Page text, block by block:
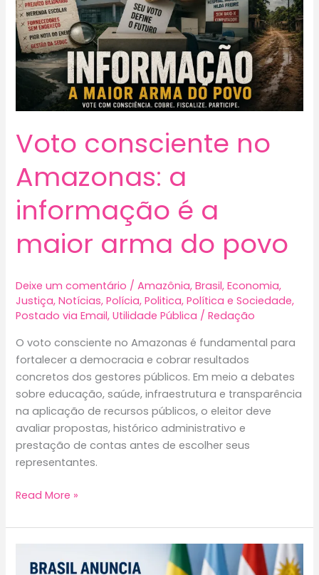
Voto consciente no
Amazonas: a
informação é a
maior arma do povo
Deixe um comentário /Amazônia,Brasil,Economia,
Justiça,Notícias,Polícia,Politica,Política e Sociedade,
Postado via Email,Utilidade Pública /Redação
O voto consciente no Amazonas é fundamental para
fortalecer a democracia e cobrar resultados
concretos dos gestores públicos. Em meio a debates
sobre educação, saúde, infraestrutura e transparência
na aplicação de recursos públicos, o eleitor deve
avaliar propostas, histórico administrativo e
prestação de contas antes de escolher seus
representantes.
Voto
no
Read More »